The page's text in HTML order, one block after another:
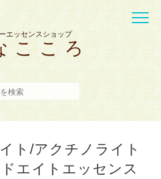
エッセンスショップ
こ こ ろ
ト/アクチノライト
エイトエッセンス